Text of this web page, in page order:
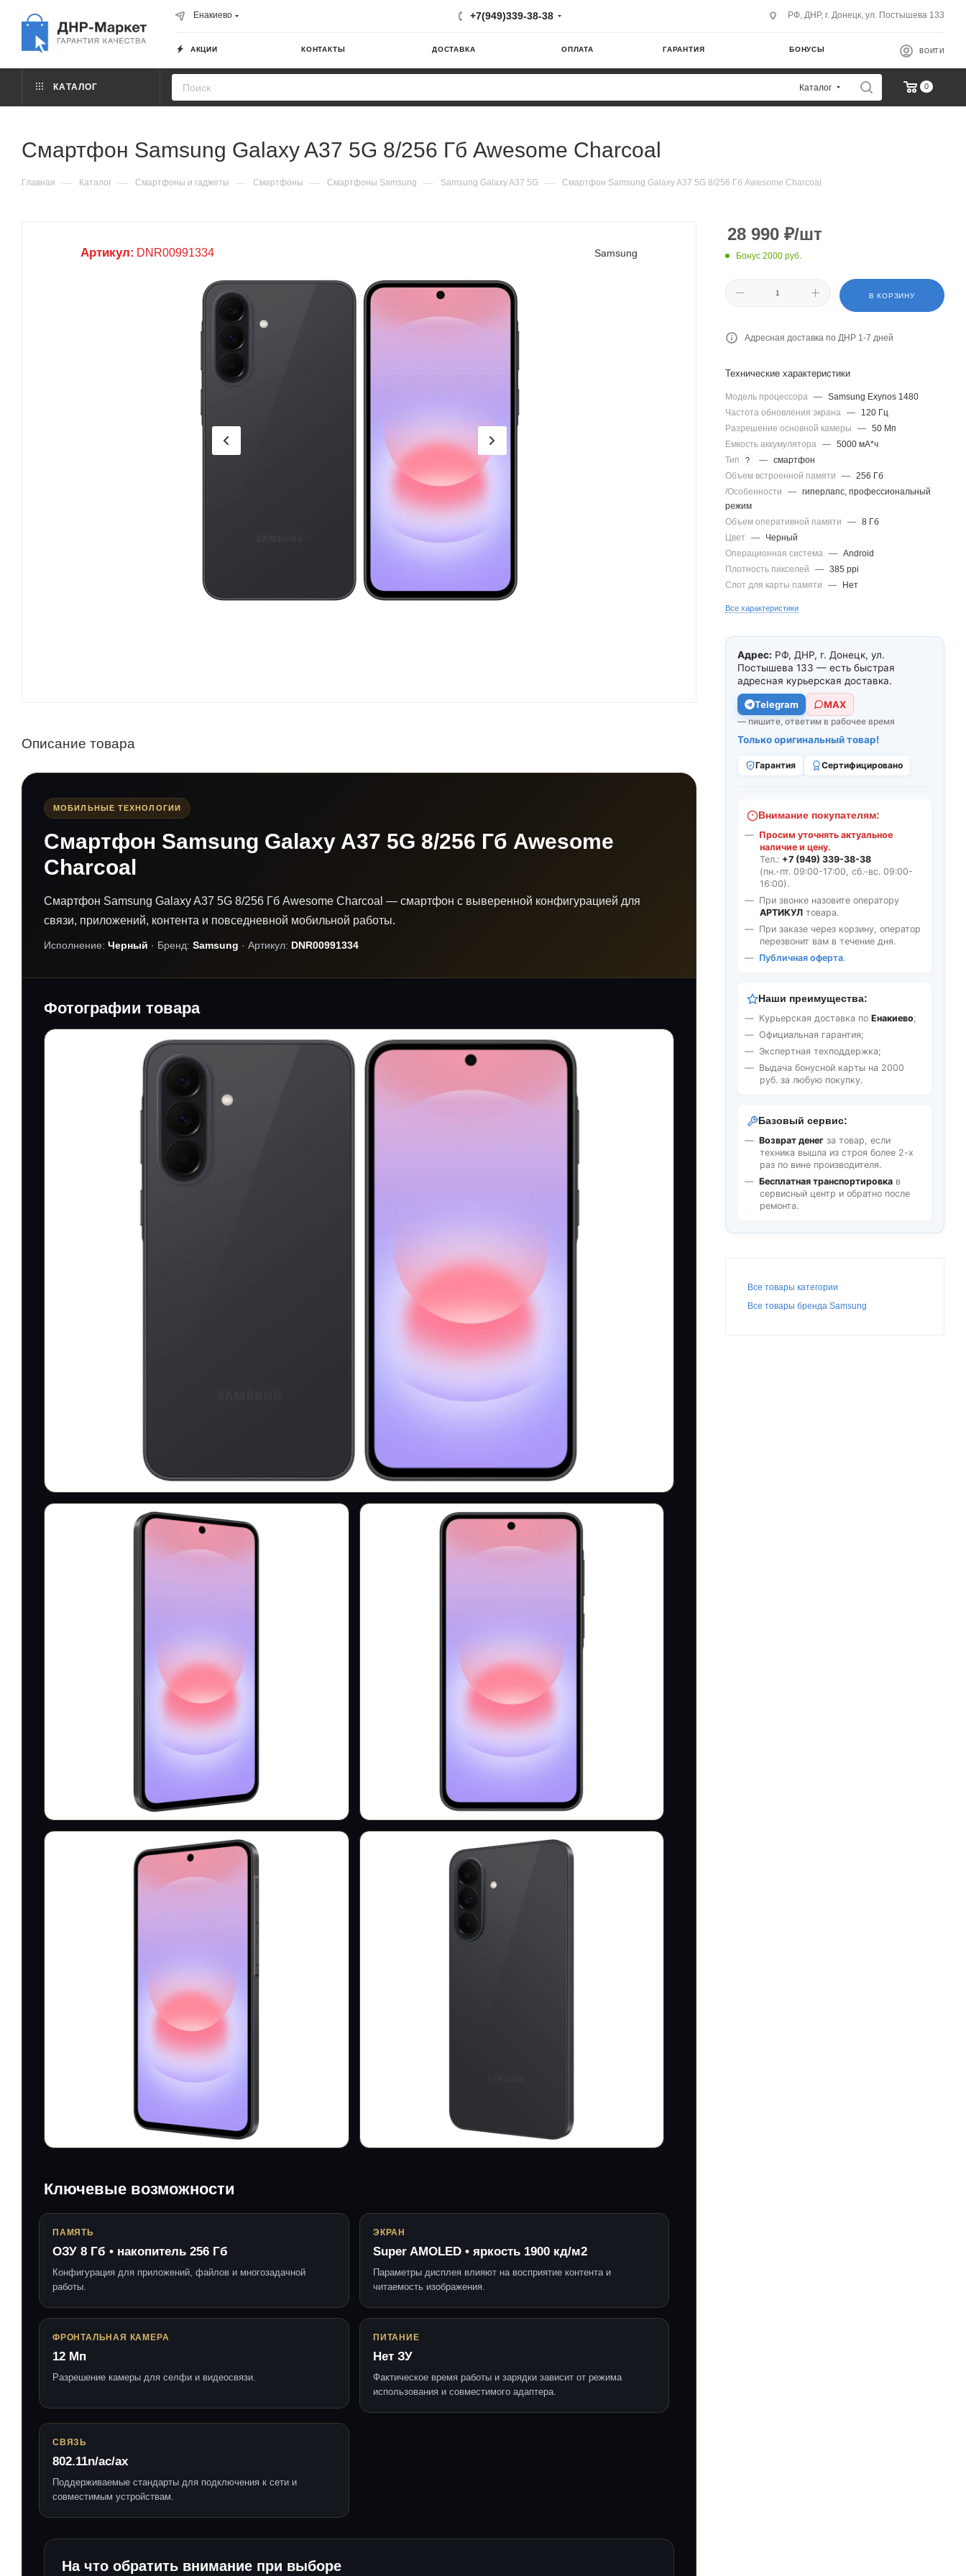
Енакиево +7(949)339-38-38 РФ, ДНР, г. Донецк, ул. Постышева 133
АКЦИИ КОНТАКТЫ ДОСТАВКА ОПЛАТА ГАРАНТИЯ БОНУСЫ ВОЙТИ
КАТАЛОГ Каталог 0
Смартфон Samsung Galaxy A37 5G 8/256 Гб Awesome Charcoal
Главная — Каталог — Смартфоны и гаджеты — Смартфоны — Смартфоны Samsung — Samsung Galaxy A37 5G — Смартфон Samsung Galaxy A37 5G 8/256 Гб Awesome Charcoal
Артикул: DNR00991334 Samsung
Описание товара
МОБИЛЬНЫЕ ТЕХНОЛОГИИ
Смартфон Samsung Galaxy A37 5G 8/256 Гб Awesome
Charcoal
Смартфон Samsung Galaxy A37 5G 8/256 Гб Awesome Charcoal — смартфон с выверенной конфигурацией для
связи, приложений, контента и повседневной мобильной работы.
Исполнение: Черный · Бренд: Samsung · Артикул: DNR00991334
Фотографии товара
Ключевые возможности
ПАМЯТЬ
ОЗУ 8 Гб • накопитель 256 Гб
Конфигурация для приложений, файлов и многозадачной
работы.
ЭКРАН
Super AMOLED • яркость 1900 кд/м2
Параметры дисплея влияют на восприятие контента и
читаемость изображения.
ФРОНТАЛЬНАЯ КАМЕРА
12 Мп
Разрешение камеры для селфи и видеосвязи.
ПИТАНИЕ
Нет ЗУ
Фактическое время работы и зарядки зависит от режима
использования и совместимого адаптера.
СВЯЗЬ
802.11n/ac/ax
Поддерживаемые стандарты для подключения к сети и
совместимым устройствам.
На что обратить внимание при выборе
28 990 ₽/шт
Бонус 2000 руб.
В КОРЗИНУ
Адресная доставка по ДНР 1-7 дней
Технические характеристики
Модель процессора — Samsung Exynos 1480
Частота обновления экрана —
120 Гц
Разрешение основной камеры
— 50 Мп
Емкость аккумулятора — 5000 мА*ч
Тип
? — смартфон
Объем встроенной памяти
— 256 Гб
/Особенности
— гиперлапс, профессиональный
режим
Объем оперативной памяти
— 8 Гб
Цвет
—
Черный
Операционная система — Android
Плотность пикселей
— 385 ppi
Слот для карты памяти
— Нет
Все характеристики
Адрес: РФ, ДНР, г. Донецк, ул.
Постышева 133 — есть быстрая
адресная курьерская доставка.
Telegram МАХ
— пишите, ответим в рабочее время
Только оригинальный товар!
Гарантия Сертифицировано
Внимание покупателям:
Просим уточнять актуальное
наличие и цену.
Тел.: +7 (949) 339-38-38
(пн.-пт. 09:00-17:00, сб.-вс. 09:00-
16:00).
При звонке назовите оператору
АРТИКУЛ товара.
При заказе через корзину, оператор
перезвонит вам в течение дня.
Публичная оферта.
Наши преимущества:
Курьерская доставка по Енакиево;
Официальная гарантия;
Экспертная техподдержка;
Выдача бонусной карты на 2000
руб. за любую покупку.
Базовый сервис:
Возврат денег за товар, если
техника вышла из строя более 2-х
раз по вине производителя.
Бесплатная транспортировка в
сервисный центр и обратно после
ремонта.
Все товары категории
Все товары бренда Samsung